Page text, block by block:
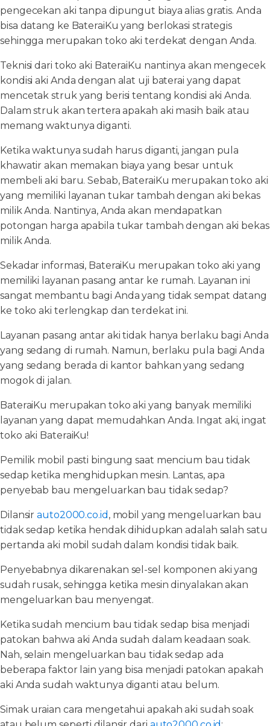
pengecekan aki tanpa dipungut biaya alias gratis. Anda
bisa datang ke BateraiKu yang berlokasi strategis
sehingga merupakan toko aki terdekat dengan Anda.
Teknisi dari toko aki BateraiKu nantinya akan mengecek
kondisi aki Anda dengan alat uji baterai yang dapat
mencetak struk yang berisi tentang kondisi aki Anda.
Dalam struk akan tertera apakah aki masih baik atau
memang waktunya diganti.
Ketika waktunya sudah harus diganti, jangan pula
khawatir akan memakan biaya yang besar untuk
membeli aki baru. Sebab, BateraiKu merupakan toko aki
yang memiliki layanan tukar tambah dengan aki bekas
milik Anda. Nantinya, Anda akan mendapatkan
potongan harga apabila tukar tambah dengan aki bekas
milik Anda.
Sekadar informasi, BateraiKu merupakan toko aki yang
memiliki layanan pasang antar ke rumah. Layanan ini
sangat membantu bagi Anda yang tidak sempat datang
ke toko aki terlengkap dan terdekat ini.
Layanan pasang antar aki tidak hanya berlaku bagi Anda
yang sedang di rumah. Namun, berlaku pula bagi Anda
yang sedang berada di kantor bahkan yang sedang
mogok di jalan.
BateraiKu merupakan toko aki yang banyak memiliki
layanan yang dapat memudahkan Anda. Ingat aki, ingat
toko aki BateraiKu!
Pemilik mobil pasti bingung saat mencium bau tidak
sedap ketika menghidupkan mesin. Lantas, apa
penyebab bau mengeluarkan bau tidak sedap?
Dilansirauto2000.co.id , mobil yang mengeluarkan bau
tidak sedap ketika hendak dihidupkan adalah salah satu
pertanda aki mobil sudah dalam kondisi tidak baik.
Penyebabnya dikarenakan sel-sel komponen aki yang
sudah rusak, sehingga ketika mesin dinyalakan akan
mengeluarkan bau menyengat.
Ketika sudah mencium bau tidak sedap bisa menjadi
patokan bahwa aki Anda sudah dalam keadaan soak.
Nah, selain mengeluarkan bau tidak sedap ada
beberapa faktor lain yang bisa menjadi patokan apakah
aki Anda sudah waktunya diganti atau belum.
Simak uraian cara mengetahui apakah aki sudah soak